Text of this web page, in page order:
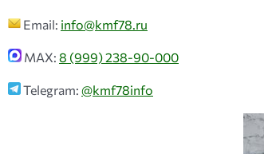
Email: info@kmf78.ru
MAX: 8 (999) 238-90-000
Telegram: @kmf78info